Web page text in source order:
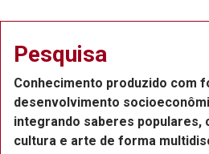
com foco no
sustentável,
ciência, tecnologia,